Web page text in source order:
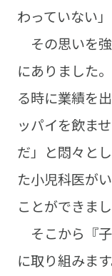
わっていない」
その思いを
にありました
る時に業績を
ッパイを飲ま
だ」と悶々と
た小児科医が
ことができまし
そこから『
に取り組みま